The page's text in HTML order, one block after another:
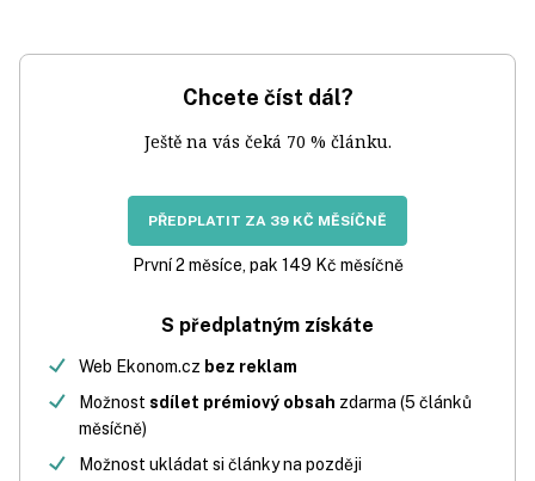
Chcete číst dál?
Ještě na vás čeká 70 % článku.
PŘEDPLATIT ZA 39 KČ MĚSÍČNĚ
První 2 měsíce, pak 149 Kč měsíčně
S předplatným získáte
Web Ekonom.cz bez reklam
Možnost sdílet prémiový obsah zdarma (5 článků
měsíčně)
Možnost ukládat si články na později